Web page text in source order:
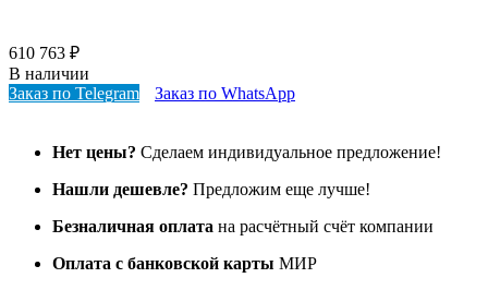
610 763 ₽
В наличии
Заказ по Telegram
Заказ по WhatsApp
Нет цены? Сделаем индивидуальное предложение!
Нашли дешевле? Предложим еще лучше!
Безналичная оплата на расчётный счёт компании
Оплата с банковской карты МИР